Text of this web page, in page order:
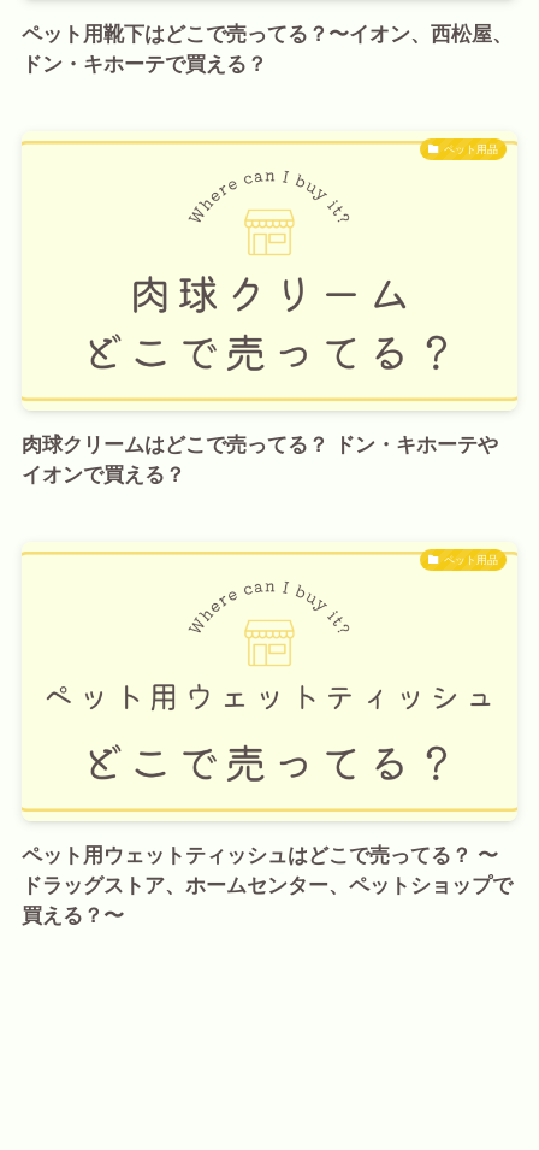
ペット用靴下はどこで売ってる？〜イオン、西松屋、
ドン・キホーテで買える？
ペット用品
肉球クリームはどこで売ってる？ ドン・キホーテや
イオンで買える？
ペット用品
ペット用ウェットティッシュはどこで売ってる？ 〜
ドラッグストア、ホームセンター、ペットショップで
買える？〜